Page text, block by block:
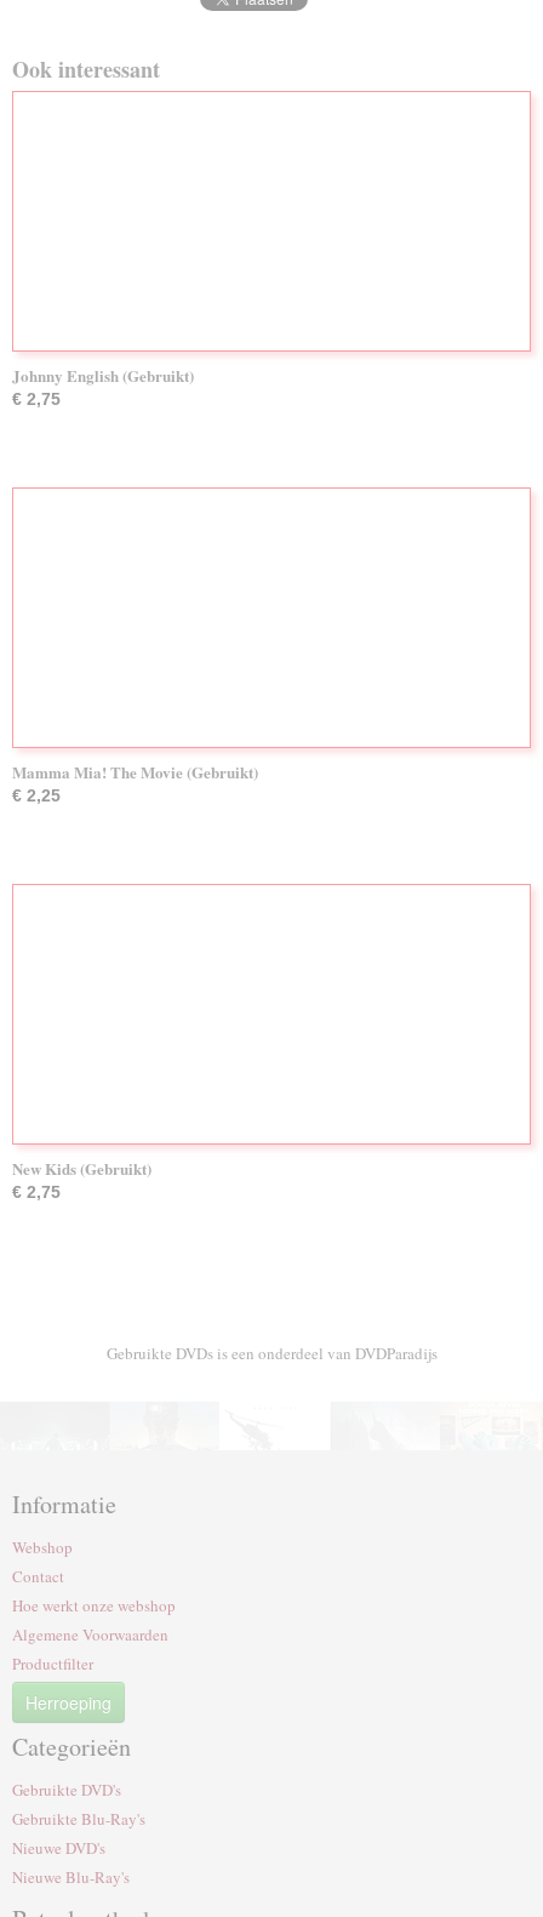
Ook interessant
Johnny English (Gebruikt)
€ 2,75
Mamma Mia! The Movie (Gebruikt)
€ 2,25
New Kids (Gebruikt)
€ 2,75
Gebruikte DVDs is een onderdeel van DVDParadijs
Informatie
Webshop
Contact
Hoe werkt onze webshop
Algemene Voorwaarden
Productfilter
Herroeping
Categorieën
Gebruikte DVD's
Gebruikte Blu-Ray's
Nieuwe DVD's
Nieuwe Blu-Ray's